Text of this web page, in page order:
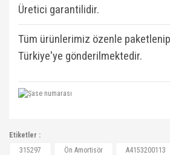
Üretici garantilidir.
Tüm ürünlerimiz özenle
Türkiye'ye gönderilmektedir.
4153200013, 4153200013,
Etiketler :
315297
Ön Amortisör A4153200113